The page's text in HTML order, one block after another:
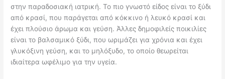
στην παραδοσιακή ιατρική. Το πιο γνωστό είδος είναι το ξύδι
από κρασί, που παράγεται από κόκκινο ή λευκό κρασί και
έχει πλούσιο άρωμα και γεύση. Άλλες δημοφιλείς ποικιλίες
είναι το βαλσαμικό ξύδι, που ωριμάζει για χρόνια και έχει
γλυκόξινη γεύση, και το μηλόξυδο, το οποίο θεωρείται
ιδιαίτερα ωφέλιμο για την υγεία.